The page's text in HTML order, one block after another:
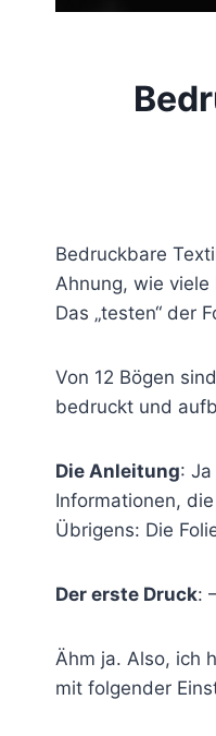
Bedruckbare
Ahnung, wie
Das „testen“ der
Von 12 Bögen
bedruckt und
Die Anleitung:
Informationen,
Übrigens: Die
Der erste Druck:
Ähm ja. Also, ich
mit folgender